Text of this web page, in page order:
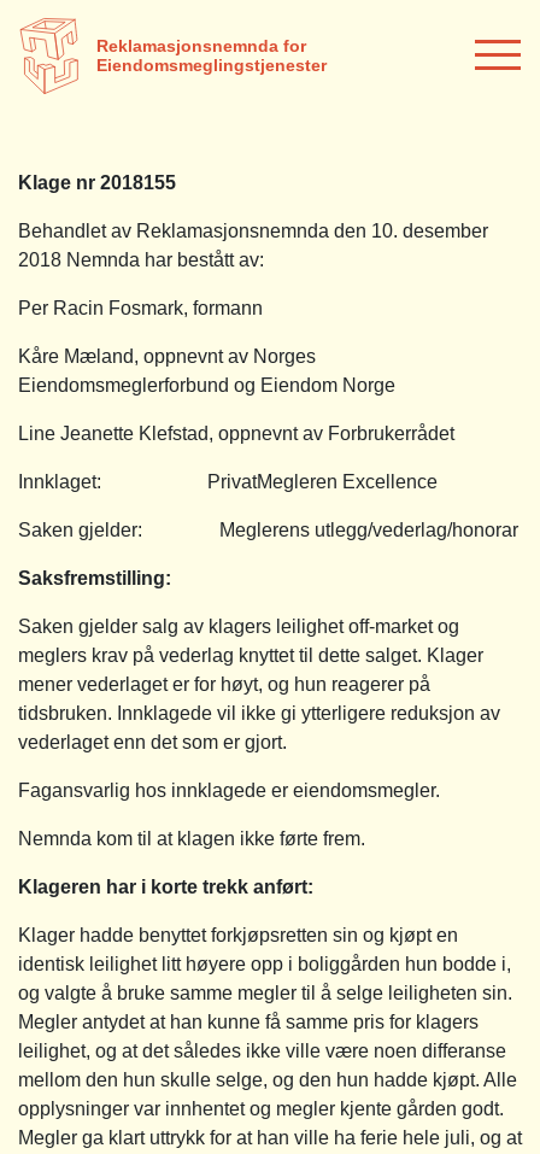
Reklamasjonsnemnda for
Eiendomsmeglingstjenester
Klage nr 2018155
Behandlet av Reklamasjonsnemnda den 10. desember
2018 Nemnda har bestått av:
Per Racin Fosmark, formann
Kåre Mæland, oppnevnt av Norges
Eiendomsmeglerforbund og Eiendom Norge
Line Jeanette Klefstad, oppnevnt av Forbrukerrådet
Innklaget: PrivatMegleren Excellence
Saken gjelder: Meglerens utlegg/vederlag/honorar
Saksfremstilling:
Saken gjelder salg av klagers leilighet off-market og
meglers krav på vederlag knyttet til dette salget. Klager
mener vederlaget er for høyt, og hun reagerer på
tidsbruken. Innklagede vil ikke gi ytterligere reduksjon av
vederlaget enn det som er gjort.
Fagansvarlig hos innklagede er eiendomsmegler.
Nemnda kom til at klagen ikke førte frem.
Klageren har i korte trekk anført:
Klager hadde benyttet forkjøpsretten sin og kjøpt en
identisk leilighet litt høyere opp i boliggården hun bodde i,
og valgte å bruke samme megler til å selge leiligheten sin.
Megler antydet at han kunne få samme pris for klagers
leilighet, og at det således ikke ville være noen differanse
mellom den hun skulle selge, og den hun hadde kjøpt. Alle
opplysninger var innhentet og megler kjente gården godt.
Megler ga klart uttrykk for at han ville ha ferie hele juli, og at